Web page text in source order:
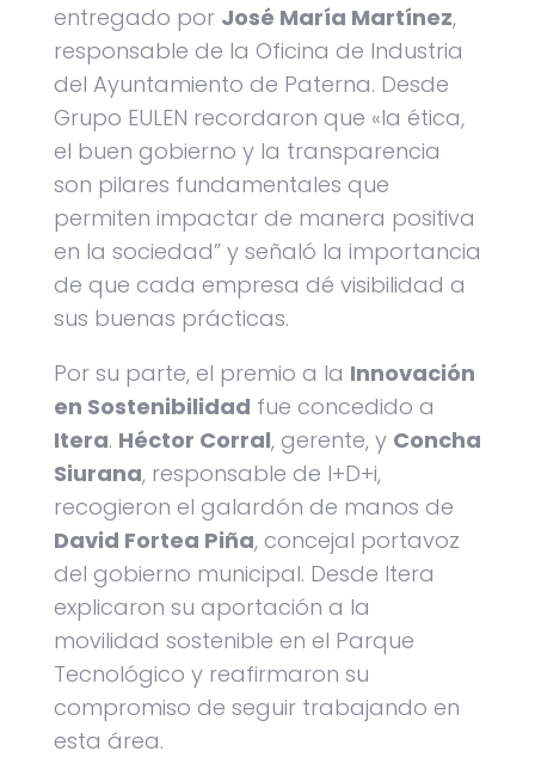
entregado por José María Martínez,
responsable de la Oficina de Industria
del Ayuntamiento de Paterna. Desde
Grupo EULEN recordaron que «la ética,
el buen gobierno y la transparencia
son pilares fundamentales que
permiten impactar de manera positiva
en la sociedad” y señaló la importancia
de que cada empresa dé visibilidad a
sus buenas prácticas.
Por su parte, el premio a la Innovación
en Sostenibilidad fue concedido a
Itera. Héctor Corral, gerente, y Concha
Siurana, responsable de I+D+i,
recogieron el galardón de manos de
David Fortea Piña, concejal portavoz
del gobierno municipal. Desde Itera
explicaron su aportación a la
movilidad sostenible en el Parque
Tecnológico y reafirmaron su
compromiso de seguir trabajando en
esta área.